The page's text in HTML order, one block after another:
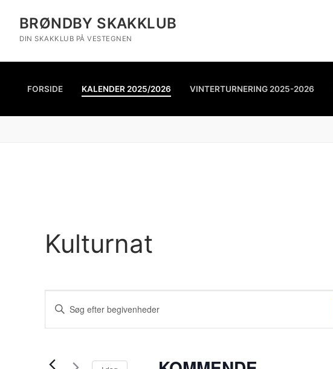
BRØNDBY SKAKKLUB
DIN SKAKKLUB PÅ VESTEGNEN
FORSIDE KALENDER 2025/2026 VINTERTURNERING 2025-2026
Kulturnat
Begivenheder
Søgning
Skriv
Begivenheder